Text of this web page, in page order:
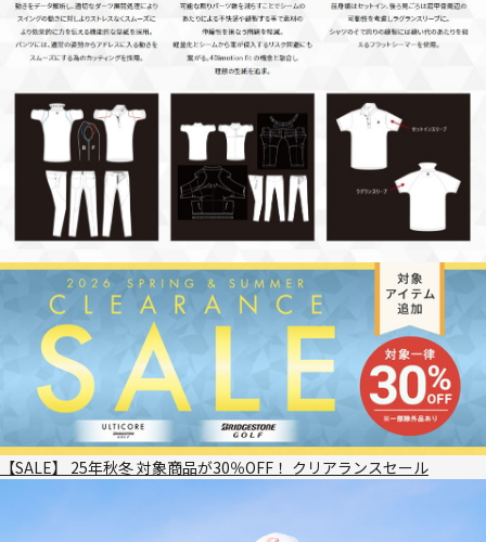
【SALE】 25年秋冬 対象商品が30％OFF！ クリアランスセール